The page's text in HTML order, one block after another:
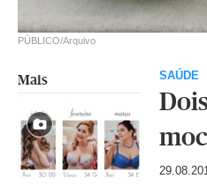
PÚBLICO/Arquivo
SAÚDE
Mais